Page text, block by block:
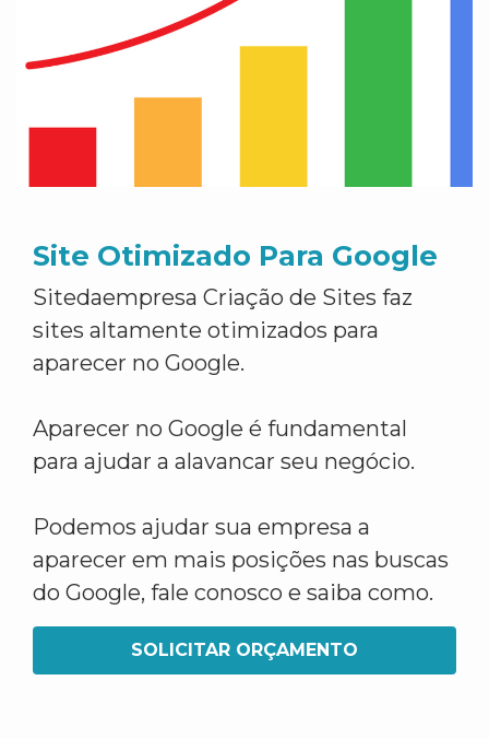
Site Otimizado Para Google
Sitedaempresa Criação de Sites faz
sites altamente otimizados para
aparecer no Google.
Aparecer no Google é fundamental
para ajudar a alavancar seu negócio.
Podemos ajudar sua empresa a
aparecer em mais posições nas buscas
do Google, fale conosco e saiba como.
SOLICITAR ORÇAMENTO